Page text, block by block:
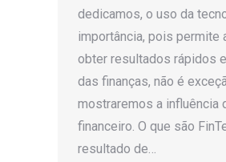
dedicamos, o uso da
importância, pois
obter resultados rápidos
das finanças, não é
mostraremos a influência
financeiro. O que são
resultado de…